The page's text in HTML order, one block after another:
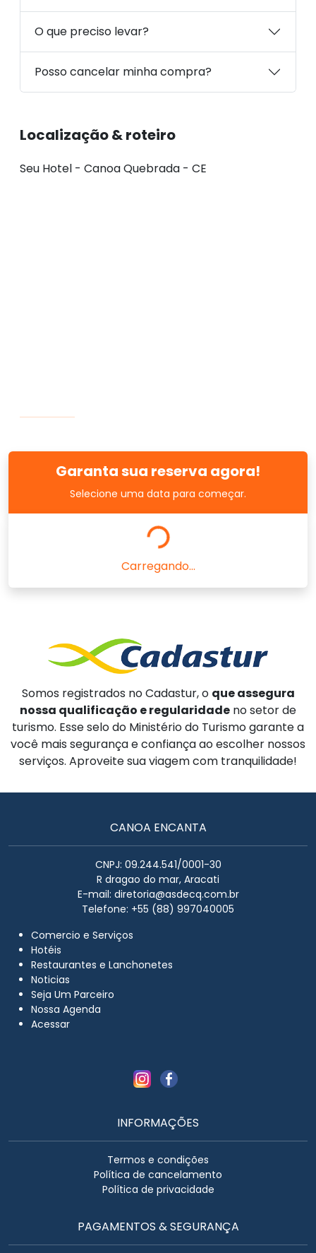
O que preciso levar?
Posso cancelar minha compra?
Localização & roteiro
Seu Hotel - Canoa Quebrada - CE
Garanta sua reserva agora!
Selecione uma data para começar.
Carregando...
Somos registrados no Cadastur, o que assegura
nossa qualificação e regularidade no setor de
turismo. Esse selo do Ministério do Turismo garante a
você mais segurança e confiança ao escolher nossos
serviços. Aproveite sua viagem com tranquilidade!
CANOA ENCANTA
CNPJ: 09.244.541/0001-30
R dragao do mar, Aracati
E-mail: diretoria@asdecq.com.br
Telefone: +55 (88) 997040005
Comercio e Serviços
Hotéis
Restaurantes e Lanchonetes
Noticias
Seja Um Parceiro
Nossa Agenda
Acessar
INFORMAÇÕES
Termos e condições
Política de cancelamento
Política de privacidade
PAGAMENTOS & SEGURANÇA